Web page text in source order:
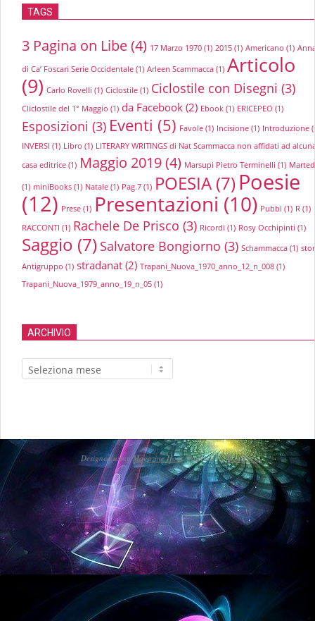
TAGS
3 Pagina on Libe(4) 17 Marzo 1970 (1) 2015 (1) Americano (1)
di Ca’ Foscari Serie Occidentale (1) Arleen Scammacca (1) Articolo
(9) Carlo Rovelli (1) Ciclostile (1) Ciclostile con Disegni (3)
Cliclostile del 1° Maggio (1) da Facebook (2) Ebook (1) ERICEPEO (1)
Esposizioni (3) Eventi (5) Favole (1) Incisione (1) Introduzione
INVERSI (1) Libro (1) LITERARY WRITINGS di Nat Scammacca non affidati ad
casa editrice (1) Maggio 2019(4) Marsupi Pietro Terminelli (1)
(1) miniBooks (1) Natale (1) Pag.7 (1) POESIA (7)Poesie
(12) Prese (1) Presentazioni (10) Pubbl (1) R (1)
RACCONTI (1) Rachele De Prisco (3) Ricordi (1) Rosy Occhipinti (1)
Saggio (7) Salvatore Bongiorno (3) Schammacca (1)
Antigruppo (1) stradanat (2) Trapani_Nuova_1970_anno_12_n_008 (1)
Trapani_Nuova_1979_anno_19_n_05 (1)
ARCHIVIO
Archivio
Designed usingMagazine Hoot. Powered byWordPress.